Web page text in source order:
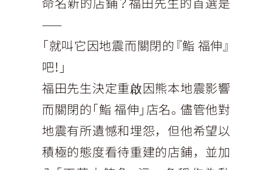
——
「就叫它因地震而關閉的『鮨 福伸』
吧！」
福田先生決定重啟因熊本地震影響
而關閉的「鮨 福伸」店名。儘管他對
地震有所遺憾和埋怨，但他希望以
積極的態度看待重建的店鋪，並加